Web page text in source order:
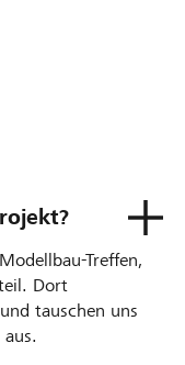
Treffen,
Dort
tauschen uns